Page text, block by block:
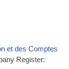
et des Comptes
Register: